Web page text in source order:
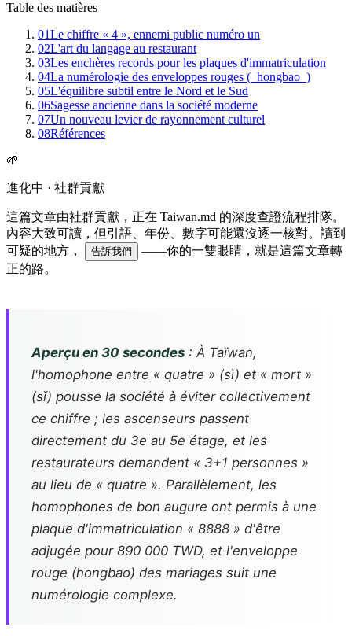
Table des matières
01Le chiffre « 4 », ennemi public numéro un
02L'art du langage au restaurant
03Les enchères records pour les plaques d'immatriculation
04La numérologie des enveloppes rouges (_hongbao_)
05L'équilibre subtil entre le Nord et le Sud
06Sagesse ancienne dans la société moderne
07Un nouveau levier de rayonnement culturel
08Références
🌱
進化中 · 社群貢獻
這篇文章由社群貢獻，正在 Taiwan.md 的深度查證流程排隊。
內容大致可讀，但引語、年份、數字可能還沒逐一核對。讀到
可疑的地方，
告訴我們
——你的一雙眼睛，就是這篇文章轉
正的路。
Aperçu en 30 secondes : À Taïwan,
l'homophone entre « quatre » (sì) et « mort »
(sǐ) pousse la société à éviter collectivement
ce chiffre ; les ascenseurs passent
directement du 3e au 5e étage, et les
restaurateurs demandent « 3+1 personnes »
au lieu de « quatre ». Parallèlement, les
homophones de bon augure ont permis à une
plaque d'immatriculation « 8888 » d'être
adjugée pour 890 000 TWD, et l'enveloppe
rouge (hongbao) des mariages suit une
numérologie complexe.